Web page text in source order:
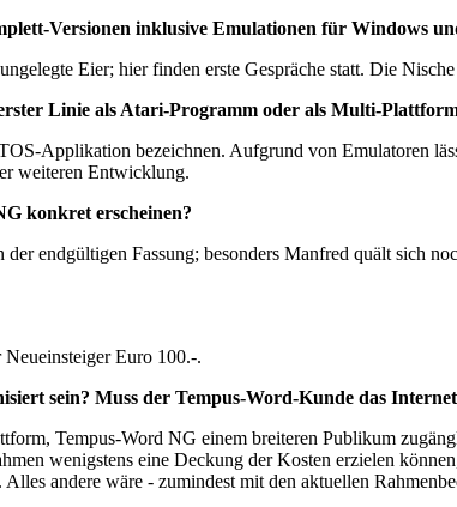
Versionen inklusive Emulationen für Windows
Eier; hier finden erste Gespräche statt. Die
Linie als Atari-Programm oder als Multi-
Applikation bezeichnen. Aufgrund von Emulatoren
weiteren Entwicklung.
konkret erscheinen?
endgültigen Fassung; besonders Manfred quält sich
Euro 100.-.
sein? Muss der Tempus-Word-Kunde das
Tempus-Word NG einem breiteren Publikum
wenigstens eine Deckung der Kosten erzielen
andere wäre - zumindest mit den aktuellen